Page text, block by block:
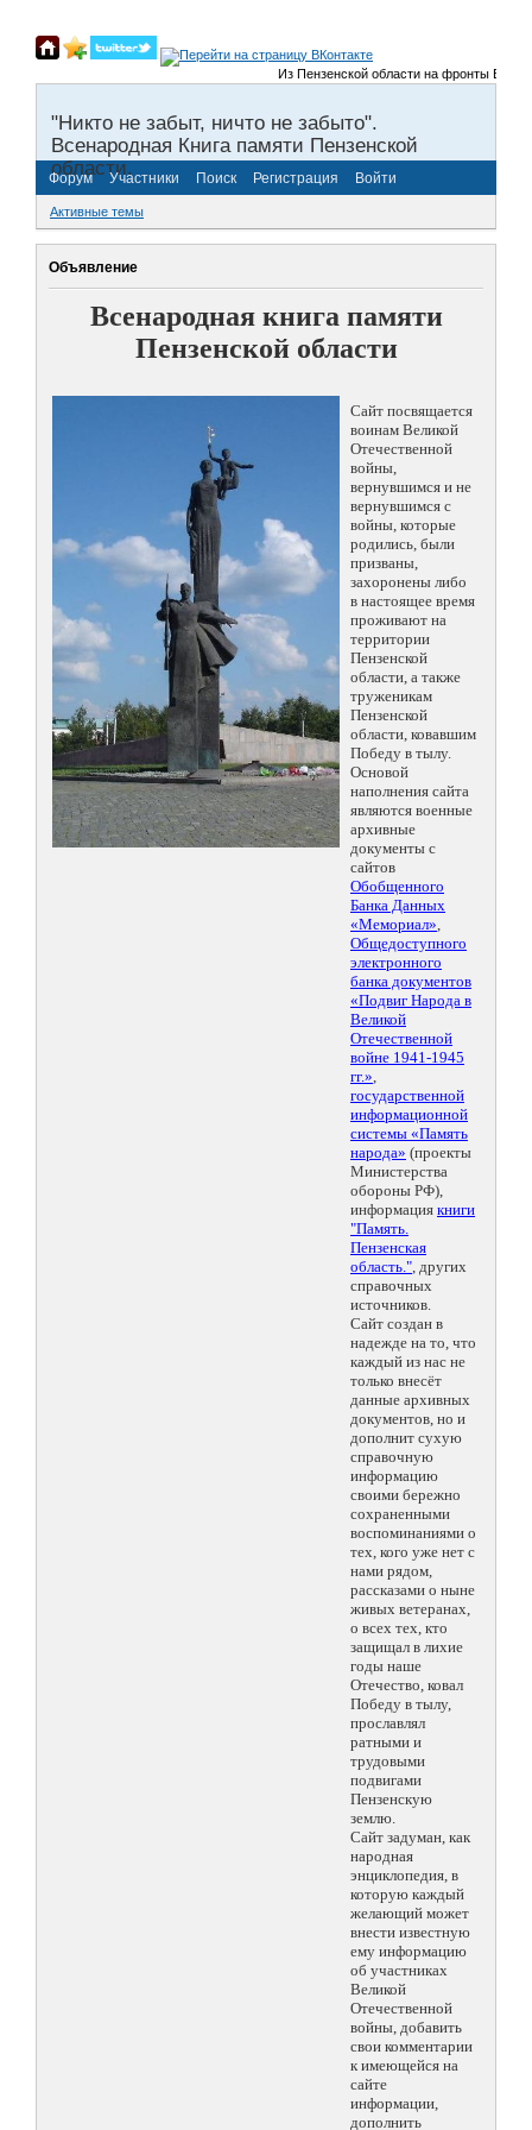
Из Пензенской области на фронты
"Никто не забыт, ничто не забыто".
Всенародная Книга памяти Пензенской
области.
Форум Участники Поиск Регистрация Войти
Активные темы
Объявление
Всенародная книга памяти
Пензенской области
Сайт посвящается
воинам Великой
Отечественной
войны,
вернувшимся и не
вернувшимся с
войны, которые
родились, были
призваны,
захоронены либо
в настоящее время
проживают на
территории
Пензенской
области, а также
труженикам
Пензенской
области, ковавшим
Победу в тылу.
Основой
наполнения сайта
являются военные
архивные
документы с
сайтов
Обобщенного
Банка Данных
«Мемориал»,
Общедоступного
электронного
банка документов
«Подвиг Народа в
Великой
Отечественной
войне 1941-1945
гг.»,
государственной
информационной
системы «Память
народа» (проекты
Министерства
обороны РФ),
информация книги
"Память.
Пензенская
область.", других
справочных
источников.
Сайт создан в
надежде на то, что
каждый из нас не
только внесёт
данные архивных
документов, но и
дополнит сухую
справочную
информацию
своими бережно
сохраненными
воспоминаниями о
тех, кого уже нет с
нами рядом,
рассказами о ныне
живых ветеранах,
о всех тех, кто
защищал в лихие
годы наше
Отечество, ковал
Победу в тылу,
прославлял
ратными и
трудовыми
подвигами
Пензенскую
землю.
Сайт задуман, как
народная
энциклопедия, в
которую каждый
желающий может
внести известную
ему информацию
об участниках
Великой
Отечественной
войны, добавить
свои комментарии
к имеющейся на
сайте
информации,
дополнить